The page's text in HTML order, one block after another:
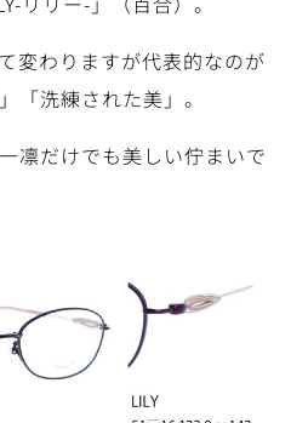
変わりますが代表的なのが
「洗練された美」。
凛だけでも美しい佇まいで